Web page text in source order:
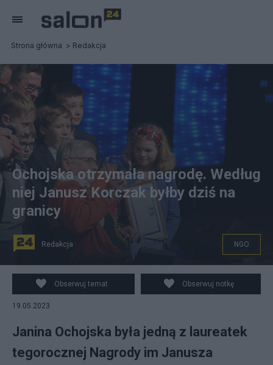
Strona główna Redakcja
Nagrody im. Janusza Korczaka przyznane. Wśród
laureatów Janina Ochojska. Fot. Facebook.
Ochojska otrzymała nagrodę. Według
niej Janusz Korczak byłby dziś na
granicy
Redakcja NGO
Obserwuj temat Obserwuj notkę
19.05.2023
Janina Ochojska była jedną z laureatek
tegorocznej Nagrody im Janusza